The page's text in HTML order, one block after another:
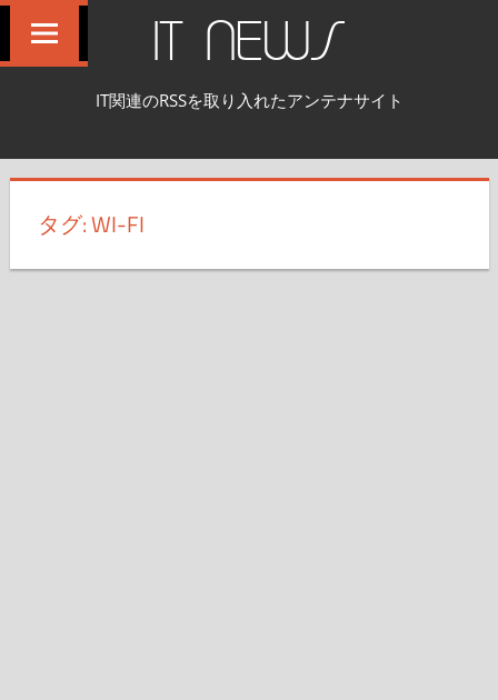
へ
ッ
IT NEWS
IT関連のRSSを取り入れたアンテナサイト
タグ:WI-FI